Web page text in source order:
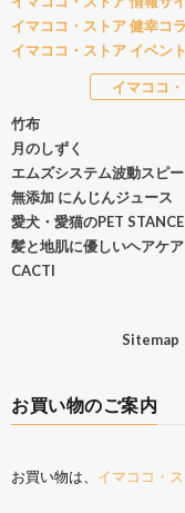
イマココ・ストア 健幸コ
イマココ・ストア イベン
イマココ
竹布
月のしずく
エムズシステム波動スピ
無添加 にんじんジュース
愛犬・愛猫のPET STANCE
髪と地肌に優しいヘアケ
CACTI
Sitemap
お買い物のご案内
お買い物は、 イマココ・